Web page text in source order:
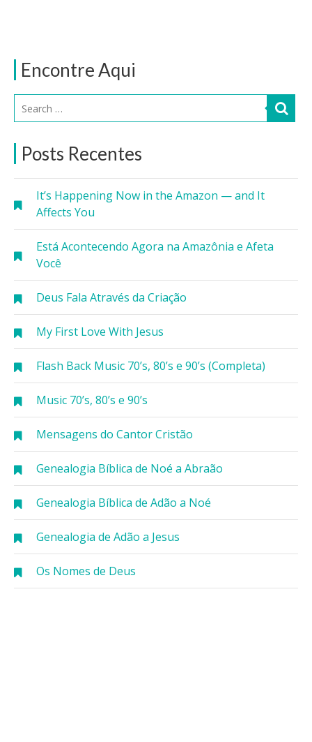
Encontre Aqui
Posts Recentes
It’s Happening Now in the Amazon — and It
Affects You
Está Acontecendo Agora na Amazônia e Afeta
Você
Deus Fala Através da Criação
My First Love With Jesus
Flash Back Music 70’s, 80’s e 90’s (Completa)
Music 70’s, 80’s e 90’s
Mensagens do Cantor Cristão
Genealogia Bíblica de Noé a Abraão
Genealogia Bíblica de Adão a Noé
Genealogia de Adão a Jesus
Os Nomes de Deus